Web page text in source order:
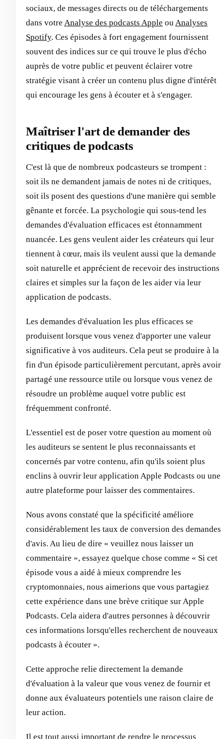
sociaux, de messages directs ou de téléchargements
dans votre Analyse des podcasts Apple ou Analyses
Spotify. Ces épisodes à fort engagement fournissent
souvent des indices sur ce qui trouve le plus d'écho
auprès de votre public et peuvent éclairer votre
stratégie visant à créer un contenu plus digne d'intérêt
qui encourage les gens à écouter et à s'engager.
Maîtriser l'art de demander des
critiques de podcasts
C'est là que de nombreux podcasteurs se trompent :
soit ils ne demandent jamais de notes ni de critiques,
soit ils posent des questions d'une manière qui semble
gênante et forcée. La psychologie qui sous-tend les
demandes d'évaluation efficaces est étonnamment
nuancée. Les gens veulent aider les créateurs qui leur
tiennent à cœur, mais ils veulent aussi que la demande
soit naturelle et apprécient de recevoir des instructions
claires et simples sur la façon de les aider via leur
application de podcasts.
Les demandes d'évaluation les plus efficaces se
produisent lorsque vous venez d'apporter une valeur
significative à vos auditeurs. Cela peut se produire à la
fin d'un épisode particulièrement percutant, après avoir
partagé une ressource utile ou lorsque vous venez de
résoudre un problème auquel votre public est
fréquemment confronté.
L'essentiel est de poser votre question au moment où
les auditeurs se sentent le plus reconnaissants et
concernés par votre contenu, afin qu'ils soient plus
enclins à ouvrir leur application Apple Podcasts ou une
autre plateforme pour laisser des commentaires.
Nous avons constaté que la spécificité améliore
considérablement les taux de conversion des demandes
d'avis. Au lieu de dire « veuillez nous laisser un
commentaire », essayez quelque chose comme « Si cet
épisode vous a aidé à mieux comprendre les
cryptomonnaies, nous aimerions que vous partagiez
cette expérience dans une brève critique sur Apple
Podcasts. Cela aidera d'autres personnes à découvrir
ces informations lorsqu'elles recherchent de nouveaux
podcasts à écouter ».
Cette approche relie directement la demande
d'évaluation à la valeur que vous venez de fournir et
donne aux évaluateurs potentiels une raison claire de
leur action.
Il est tout aussi important de rendre le processus